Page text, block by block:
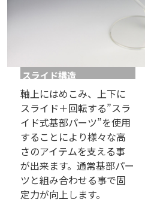
スライド構造
軸上にはめこみ、上下に
スライド＋回転する”スラ
イド式基部パーツ”を使用
することにより様々な高
さのアイテムを支える事
が出来ます。通常基部パー
ツと組み合わせる事で固
定力が向上します。